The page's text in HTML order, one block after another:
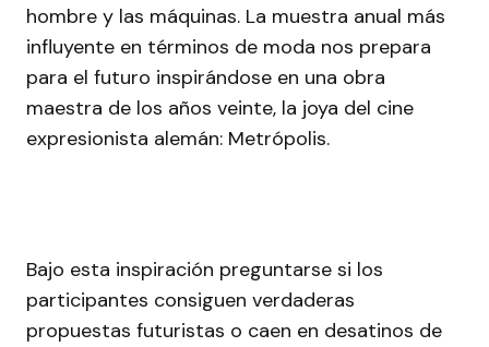
hombre y las máquinas. La muestra anual más
influyente en términos de moda nos prepara
para el futuro inspirándose en una obra
maestra de los años veinte, la joya del cine
expresionista alemán: Metrópolis.
Bajo esta inspiración preguntarse si los
participantes consiguen verdaderas
propuestas futuristas o caen en desatinos de